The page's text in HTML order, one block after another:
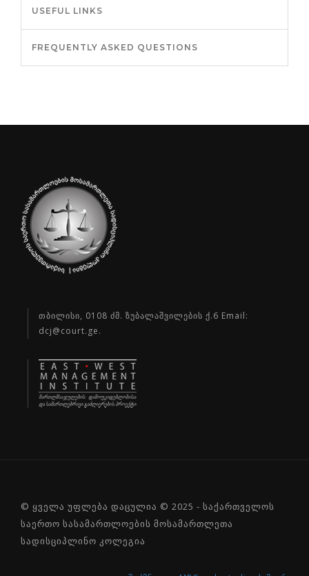
USEFUL LINKS
FREQUENTLY ASKED QUESTIONS
თბილისი, 0108 ძმ. ზუბალაშვილების ქ.6 Email:
dcj@court.ge.
© ყველა უფლება დაცულია © 2025 - საქართველოს
საერთო სასამართლოების მოსამართლეთა
სადისციპლინო კოლეგია